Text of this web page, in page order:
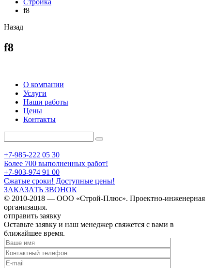
Стройка
f8
Назад
f8
О компании
Услуги
Наши работы
Цены
Контакты
+7-985-222 05 30
Более 700 выполненных работ!
+7-903-974 91 00
Сжатые сроки! Доступные цены!
ЗАКАЗАТЬ ЗВОНОК
© 2010-2018 — ООО «Строй-Плюс». Проектно-инженерная
организация.
отправить заявку
Оставьте заявку и наш менеджер свяжется с вами в
ближайшее время.